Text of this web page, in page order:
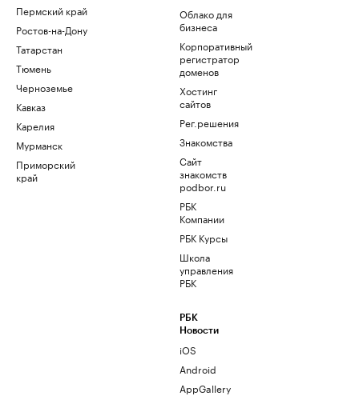
Пермский край
Ростов-на-Дону
Татарстан
Тюмень
Черноземье
Кавказ
Карелия
Мурманск
Приморский
край
Облако для
бизнеса
Корпоративный
регистратор
доменов
Хостинг
сайтов
Рег.решения
Знакомства
Сайт
знакомств
podbor.ru
РБК
Компании
РБК Курсы
Школа
управления
РБК
РБК
Новости
iOS
Android
AppGallery